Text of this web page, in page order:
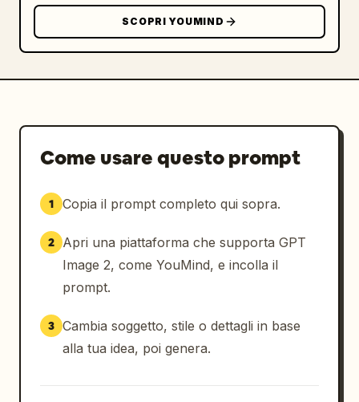
SCOPRI YOUMIND
Come usare questo prompt
1 Copia il prompt completo qui sopra.
2
Apri una piattaforma che supporta GPT
Image 2, come YouMind, e incolla il
prompt.
3 Cambia soggetto, stile o dettagli in base
alla tua idea, poi genera.